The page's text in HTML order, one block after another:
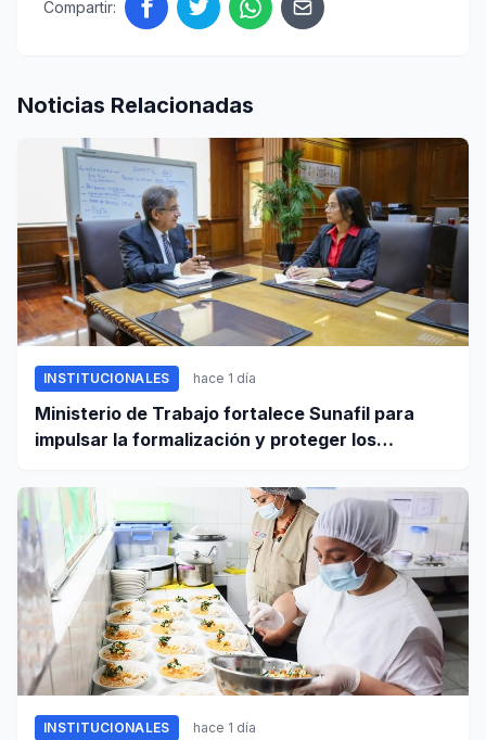
Compartir:
Noticias Relacionadas
INSTITUCIONALES hace 1 día
Ministerio de Trabajo fortalece Sunafil para
impulsar la formalización y proteger los
INSTITUCIONALES hace 1 día